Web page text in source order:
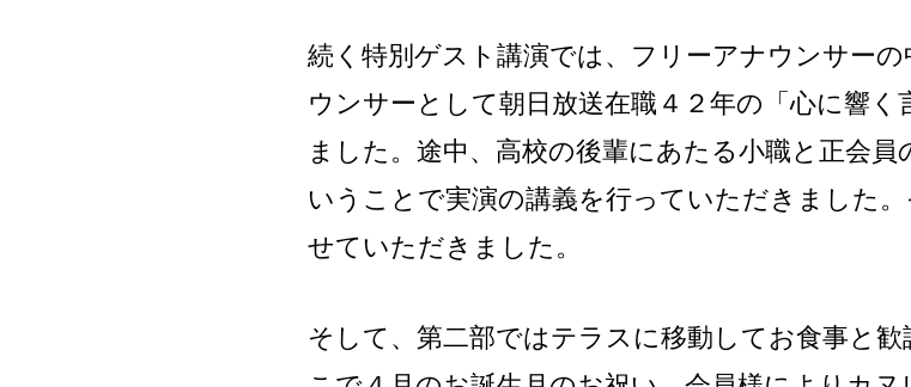
続く特別ゲスト講演では、フリーアナウンサー
ウンサーとして朝日放送在職４２年の「心に響く
ました。途中、高校の後輩にあたる小職と正会
いうことで実演の講義を行っていただきました
せていただきました。
そして、第二部ではテラスに移動してお食事と